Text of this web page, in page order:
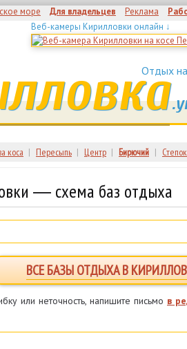
море Для владельцев Реклама
Веб-камеры Кирилловки онлайн ↓
Отдых
коса | Пересыпь | Центр | Бирючий | Степок
― схема баз отдыха
ВСЕ БАЗЫ ОТДЫХА В
или неточность, напишите письмо в